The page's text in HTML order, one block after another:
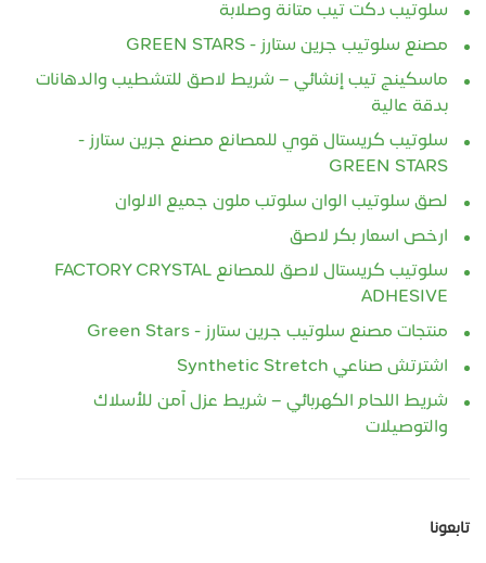
سلوتيب دكت تيب متانة وصلابة
مصنع سلوتيب جرين ستارز - GREEN STARS
ماسكينج تيب إنشائي – شريط لاصق للتشطيب والدهانات
بدقة عالية
سلوتيب كريستال قوي للمصانع مصنع جرين ستارز -
GREEN STARS
لصق سلوتيب الوان سلوتب ملون جميع الالوان
ارخص اسعار بكر لاصق
سلوتيب كريستال لاصق للمصانع FACTORY CRYSTAL
ADHESIVE
منتجات مصنع سلوتيب جرين ستارز - Green Stars
اشترتش صناعي Synthetic Stretch
شريط اللحام الكهربائي – شريط عزل آمن للأسلاك
والتوصيلات
تابعونا